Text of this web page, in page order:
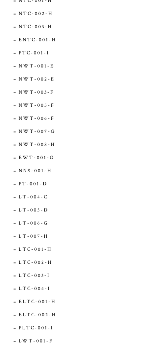
NTC-002-H
NTC-003-H
ENTC-001-H
PTC-001-I
NWT-001-E
NWT-002-E
NWT-003-F
NWT-005-F
NWT-006-F
NWT-007-G
NWT-008-H
EWT-001-G
NNS-001-H
PT-001-D
LT-004-C
LT-005-D
LT-006-G
LT-007-H
LTC-001-H
LTC-002-H
LTC-003-I
LTC-004-I
ELTC-001-H
ELTC-002-H
PLTC-001-I
LWT-001-F